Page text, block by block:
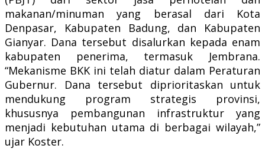
makanan/minuman yang berasal dari Kota
Denpasar, Kabupaten Badung, dan Kabupaten
Gianyar. Dana tersebut disalurkan kepada enam
kabupaten penerima, termasuk Jembrana.
“Mekanisme BKK ini telah diatur dalam Peraturan
Gubernur. Dana tersebut diprioritaskan untuk
mendukung program strategis provinsi,
khususnya pembangunan infrastruktur yang
menjadi kebutuhan utama di berbagai wilayah,”
ujar Koster.